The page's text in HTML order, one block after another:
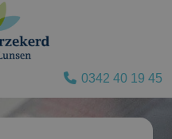
0342 40 19 45